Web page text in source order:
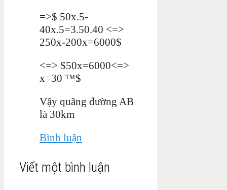
=>$ 50x.5-
40x.5=3.50.40 <=>
250x-200x=6000$
<=> $50x=6000<=>
x=30 ™$
Vậy quãng đường AB
là 30km
Bình luận
Viết một bình luận